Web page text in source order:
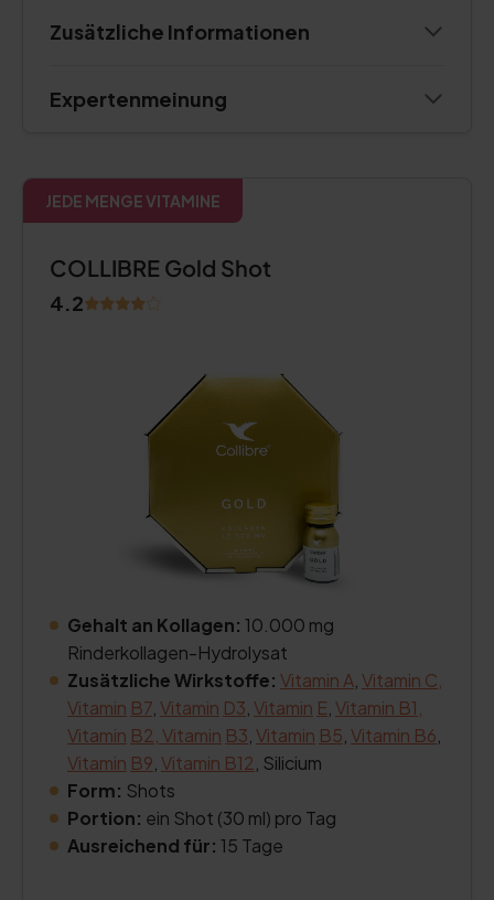
Zusätzliche Informationen
Expertenmeinung
JEDE MENGE VITAMINE
COLLIBRE Gold Shot
4.2
Gehalt an Kollagen: 10.000 mg
Rinderkollagen-Hydrolysat
Zusätzliche Wirkstoffe: Vitamin A Vitamin C,
Vitamin B7 Vitamin D3 Vitamin E Vitamin B1,
Vitamin B2, Vitamin B3 Vitamin B5 Vitamin B6
Vitamin B9 Vitamin B12 , Silicium
Form: Shots
Portion: ein Shot (30 ml) pro Tag
Ausreichend für: 15 Tage